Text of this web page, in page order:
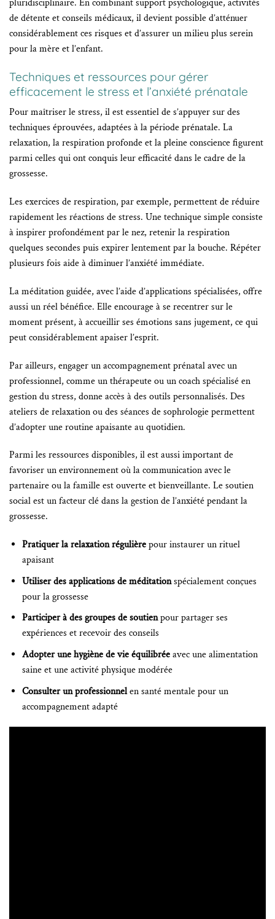
pluridisciplinaire. En combinant support psychologique, activités
de détente et conseils médicaux, il devient possible d’atténuer
considérablement ces risques et d’assurer un milieu plus serein
pour la mère et l’enfant.
Techniques et ressources pour gérer
efficacement le stress et l’anxiété prénatale
Pour maîtriser le stress, il est essentiel de s’appuyer sur des
techniques éprouvées, adaptées à la période prénatale. La
relaxation, la respiration profonde et la pleine conscience figurent
parmi celles qui ont conquis leur efficacité dans le cadre de la
grossesse.
Les exercices de respiration, par exemple, permettent de réduire
rapidement les réactions de stress. Une technique simple consiste
à inspirer profondément par le nez, retenir la respiration
quelques secondes puis expirer lentement par la bouche. Répéter
plusieurs fois aide à diminuer l’anxiété immédiate.
La méditation guidée, avec l’aide d’applications spécialisées, offre
aussi un réel bénéfice. Elle encourage à se recentrer sur le
moment présent, à accueillir ses émotions sans jugement, ce qui
peut considérablement apaiser l’esprit.
Par ailleurs, engager un accompagnement prénatal avec un
professionnel, comme un thérapeute ou un coach spécialisé en
gestion du stress, donne accès à des outils personnalisés. Des
ateliers de relaxation ou des séances de sophrologie permettent
d’adopter une routine apaisante au quotidien.
Parmi les ressources disponibles, il est aussi important de
favoriser un environnement où la communication avec le
partenaire ou la famille est ouverte et bienveillante. Le soutien
social est un facteur clé dans la gestion de l’anxiété pendant la
grossesse.
Pratiquer la relaxation régulièrepour instaurer un rituel
apaisant
Utiliser des applications de méditationspécialement conçues
pour la grossesse
Participer à des groupes de soutienpour partager ses
expériences et recevoir des conseils
Adopter une hygiène de vie équilibréeavec une alimentation
saine et une activité physique modérée
Consulter un professionnelen santé mentale pour un
accompagnement adapté